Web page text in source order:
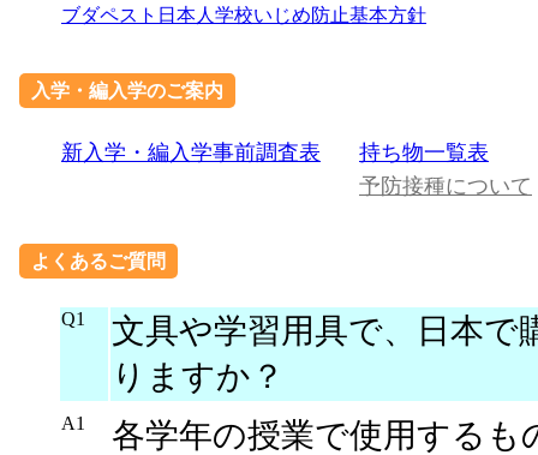
ブダペスト日本人学校いじめ防止基本方針
入学・編入学のご案内
新入学・編入学事前調査表
持ち物一覧表
予防接種について
よくあるご質問
Q1
文具や学習用具で、日本
りますか？
A1
各学年の授業で使用する